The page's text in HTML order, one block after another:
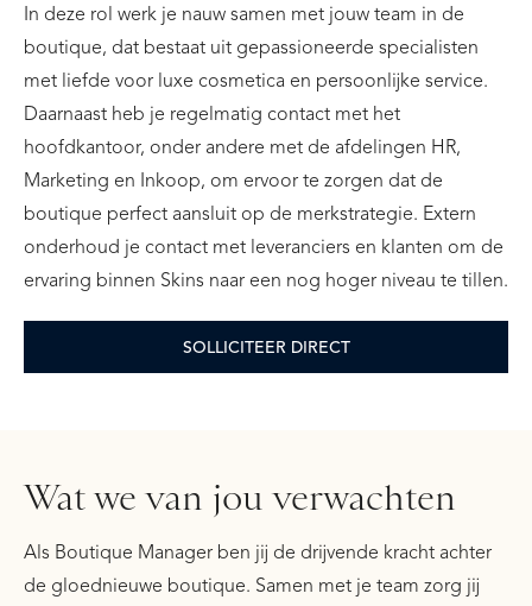
In deze rol werk je nauw samen met jouw team in de
boutique, dat bestaat uit gepassioneerde specialisten
met liefde voor luxe cosmetica en persoonlijke service.
Daarnaast heb je regelmatig contact met het
hoofdkantoor, onder andere met de afdelingen HR,
Marketing en Inkoop, om ervoor te zorgen dat de
boutique perfect aansluit op de merkstrategie. Extern
onderhoud je contact met leveranciers en klanten om de
ervaring binnen Skins naar een nog hoger niveau te tillen.
SOLLICITEER DIRECT
Wat we van jou verwachten
Als Boutique Manager ben jij de drijvende kracht achter
de gloednieuwe boutique. Samen met je team zorg jij